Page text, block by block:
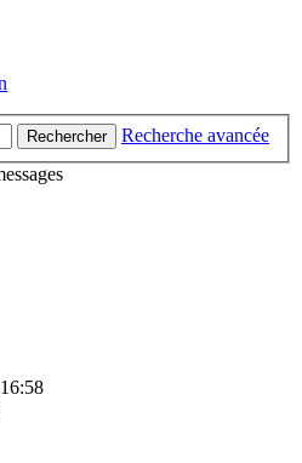
Rechercher
Recherche avancée